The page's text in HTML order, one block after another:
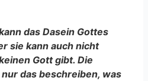
das Dasein Gottes
sie kann auch nicht
Gott gibt. Die
das beschreiben, was